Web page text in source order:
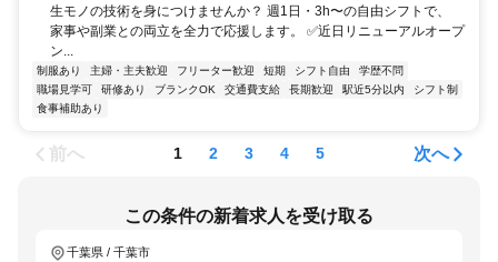
生モノの技術を身につけませんか？ 週1日・3h〜の自由シフトで、
家事や副業との両立を全力で応援します。 ✅近日リニューアルオープ
ン...
制服あり 主婦・主夫歓迎 フリーター歓迎 短期 シフト自由
学歴不問
職場見学可
研修あり ブランクOK 交通費支給 長期歓迎 駅近5分以内
シフト制
食事補助あり
前へ 1 2 3 4 5 次へ
この条件の新着求人を受け取る
千葉県 / 千葉市